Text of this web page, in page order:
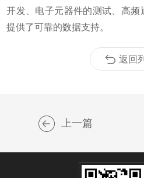
开发、电子元器件的测试、高
提供了可靠的数据支持。
返回
上一篇